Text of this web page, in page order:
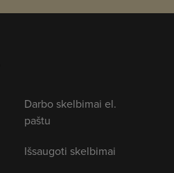
Darbo skelbimai el.
paštu
Išsaugoti skelbimai